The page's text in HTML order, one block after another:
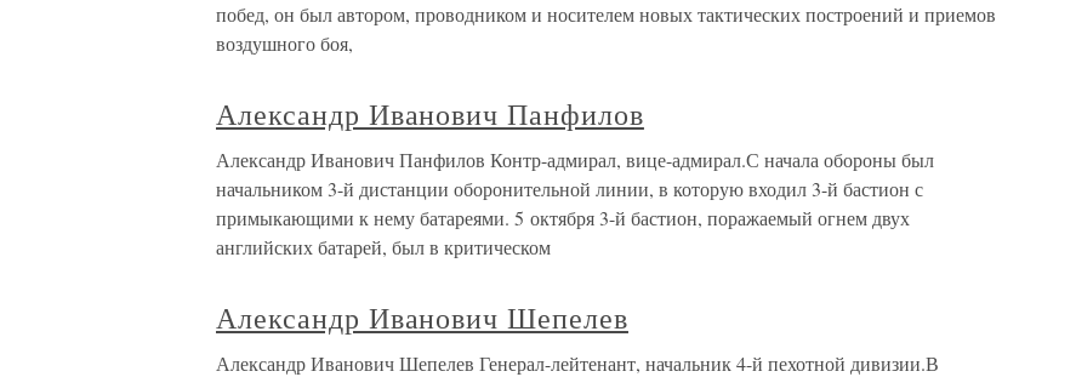
побед, он был автором, проводником и носителем новых тактических построений и приемов
воздушного боя,
Александр Иванович Панфилов
Александр Иванович Панфилов Контр-адмирал, вице-адмирал.С начала обороны был
начальником 3-й дистанции оборонительной линии, в которую входил 3-й бастион с
примыкающими к нему батареями. 5 октября 3-й бастион, поражаемый огнем двух
английских батарей, был в критическом
Александр Иванович Шепелев
Александр Иванович Шепелев Генерал-лейтенант, начальник 4-й пехотной дивизии.В